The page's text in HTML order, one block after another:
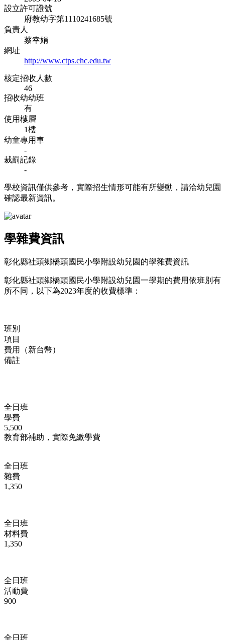
設立許可證號
府教幼字第1110241685號
負責人
蔡幸娟
網址
http://www.ctps.chc.edu.tw
核定招收人數
46
招收幼幼班
有
使用樓層
1樓
幼童專用車
-
裁罰記錄
-
學校資訊僅供參考，實際招生情形可能有所變動，請洽幼兒園
確認最新資訊。
學雜費資訊
彰化縣社頭鄉橋頭國民小學附設幼兒園的學雜費資訊
彰化縣社頭鄉橋頭國民小學附設幼兒園一學期的費用依班別有
所不同，以下為2023年度的收費標準：
班別
項目
費用（新台幣）
備註
全日班
學費
5,500
教育部補助，實際免繳學費
全日班
雜費
1,350
全日班
材料費
1,350
全日班
活動費
900
全日班